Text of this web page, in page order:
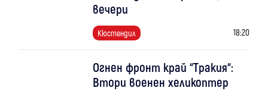
вечери
Кюстендил 18:20
Огнен фронт край “Тракия“:
Втори военен хеликоптер